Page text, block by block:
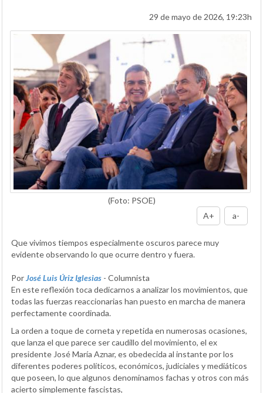
29 de mayo de 2026, 19:23h
(Foto: PSOE)
A+
a-
Que vivimos tiempos especialmente oscuros parece muy
evidente observando lo que ocurre dentro y fuera.
PorJosé Luis Úriz Iglesias - Columnista
En este reflexión toca dedicarnos a analizar los movimientos, que
todas las fuerzas reaccionarias han puesto en marcha de manera
perfectamente coordinada.
La orden a toque de corneta y repetida en numerosas ocasiones,
que lanza el que parece ser caudillo del movimiento, el ex
presidente José María Aznar, es obedecida al instante por los
diferentes poderes políticos, económicos, judiciales y mediáticos
que poseen, lo que algunos denominamos fachas y otros con más
acierto simplemente fascistas,